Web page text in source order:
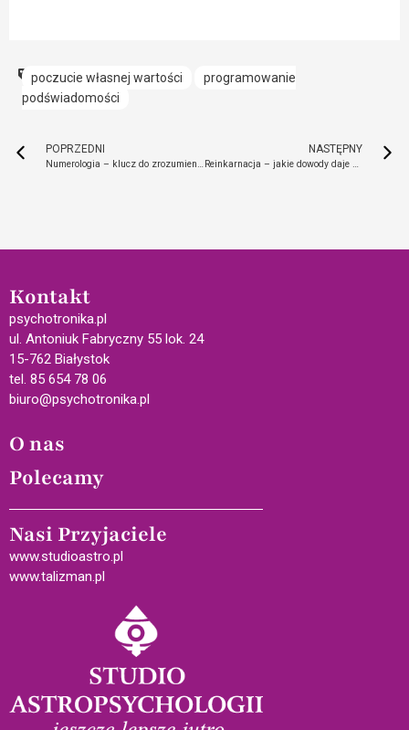
poczucie własnej wartości
programowanie
podświadomości
POPRZEDNI
Numerologia – klucz do zrozumienia cykli życia
NASTĘPNY
Reinkarnacja – jakie dowody daje neuronauka i duchowość?
Kontakt
psychotronika.pl
ul. Antoniuk Fabryczny 55 lok. 24
15-762 Białystok
tel. 85 654 78 06
biuro@psychotronika.pl
O nas
Polecamy
Nasi Przyjaciele
www.studioastro.pl
www.talizman.pl